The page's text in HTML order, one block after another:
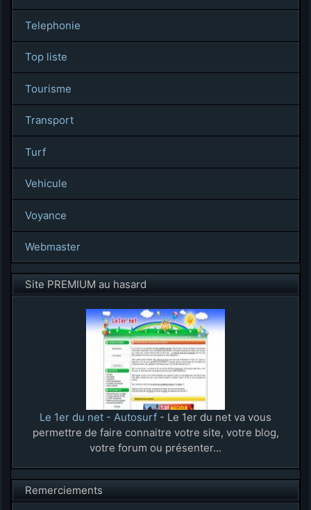
Telephonie
Top liste
Tourisme
Transport
Turf
Vehicule
Voyance
Webmaster
Site PREMIUM au hasard
Le 1er du net - Autosurf - Le 1er du net va vous
permettre de faire connaitre votre site, votre blog,
votre forum ou présenter...
Remerciements